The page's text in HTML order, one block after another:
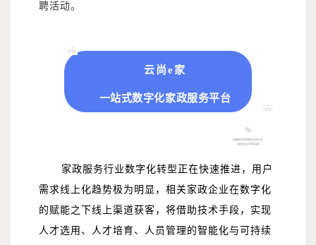
聘活动。
云尚e家
一站式数字化家政服务平台
家政服务行业数字化转型正在快速推进，用户
需求线上化趋势极为明显，相关家政企业在数字化
的赋能之下线上渠道获客，将借助技术手段，实现
人才选用、人才培育、人员管理的智能化与可持续